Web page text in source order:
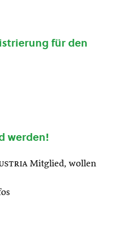
für den
werden!
Mitglied, wollen